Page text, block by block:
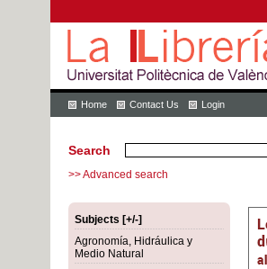
Home Contact Us Login
Search
>> Advanced search
Subjects [+/-]
Agronomía, Hidráulica y
Medio Natural